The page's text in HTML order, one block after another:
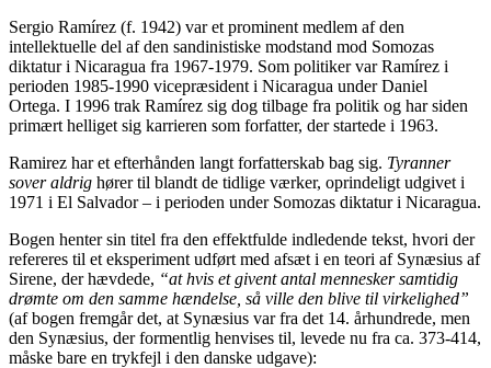
Sergio Ramírez (f. 1942) var et prominent medlem af den
intellektuelle del af den sandinistiske modstand mod Somozas
diktatur i Nicaragua fra 1967-1979. Som politiker var Ramírez i
perioden 1985-1990 vicepræsident i Nicaragua under Daniel
Ortega. I 1996 trak Ramírez sig dog tilbage fra politik og har siden
primært helliget sig karrieren som forfatter, der startede i 1963.
Ramirez har et efterhånden langt forfatterskab bag sig. Tyranner
sover aldrig hører til blandt de tidlige værker, oprindeligt udgivet i
1971 i El Salvador – i perioden under Somozas diktatur i Nicaragua.
Bogen henter sin titel fra den effektfulde indledende tekst, hvori der
refereres til et eksperiment udført med afsæt i en teori af Synæsius af
Sirene, der hævdede, “at hvis et givent antal mennesker samtidig
drømte om den samme hændelse, så ville den blive til virkelighed”
(af bogen fremgår det, at Synæsius var fra det 14. århundrede, men
den Synæsius, der formentlig henvises til, levede nu fra ca. 373-414,
måske bare en trykfejl i den danske udgave):